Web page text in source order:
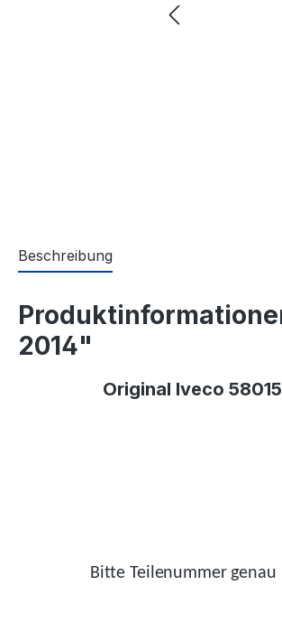
Beschreibung
2014"
Original Iveco
Bitte Teilenummer genau